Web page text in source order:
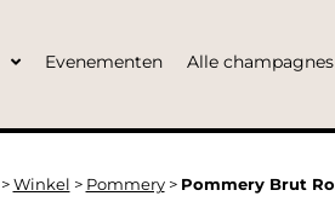
Evenementen Alle champagnes
> Winkel > Pommery> Pommery Brut